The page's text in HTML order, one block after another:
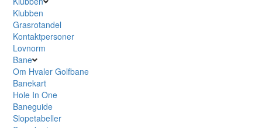
Klubben
Grasrotandel
Kontaktpersoner
Lovnorm
Bane
Om Hvaler Golfbane
Banekart
Hole In One
Baneguide
Slopetabeller